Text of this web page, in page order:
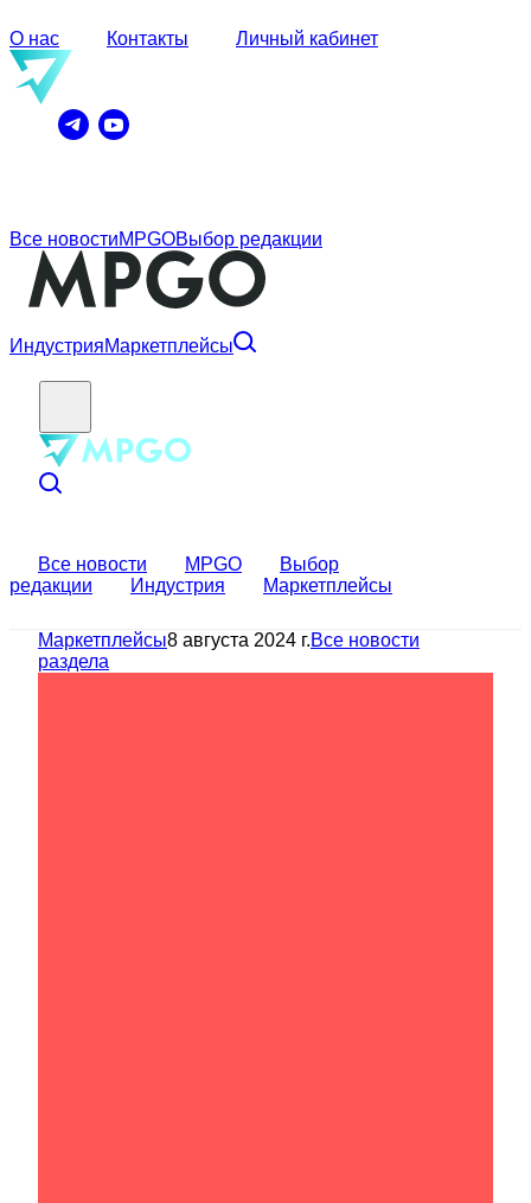
О нас Контакты Личный кабинет
Все новостиMPGOВыбор редакции
ИндустрияМаркетплейсы
Все новости MPGO
Выбор
редакции
Индустрия Маркетплейсы
Маркетплейсы8 августа 2024 г.Все новости
раздела